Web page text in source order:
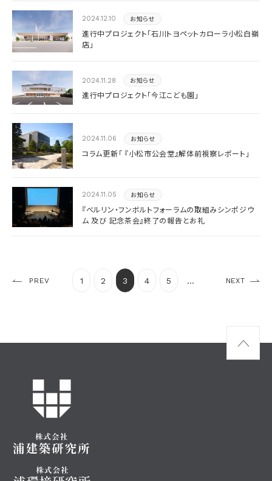
2024.12.10 お知らせ
進行中プロジェクト「石川トヨペットカローラ小松白嶺
店」
2024.11.28 お知らせ
進行中プロジェクト「今江こども園」
2024.11.06 お知らせ
コラム更新「 『小松市公会堂』解体前視察レポート」
2024.11.05 お知らせ
『ベルリン・フンボルトフォーラムの取組みシンポジウ
ム 及び 記念茶会』終了の報告とお礼
PREV 1 2 3 4 5 ... NEXT